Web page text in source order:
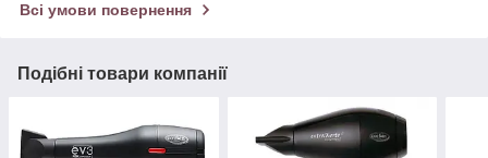
Всі умови повернення
Подібні товари компанії